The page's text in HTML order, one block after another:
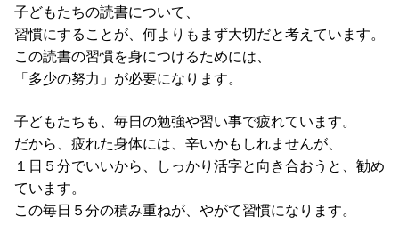
子どもたちの読書について、
習慣にすることが、何よりもまず大切だと考えています。
この読書の習慣を身につけるためには、
「多少の努力」が必要になります。
子どもたちも、毎日の勉強や習い事で疲れています。
だから、疲れた身体には、辛いかもしれませんが、
１日５分でいいから、しっかり活字と向き合おうと、勧め
ています。
この毎日５分の積み重ねが、やがて習慣になります。